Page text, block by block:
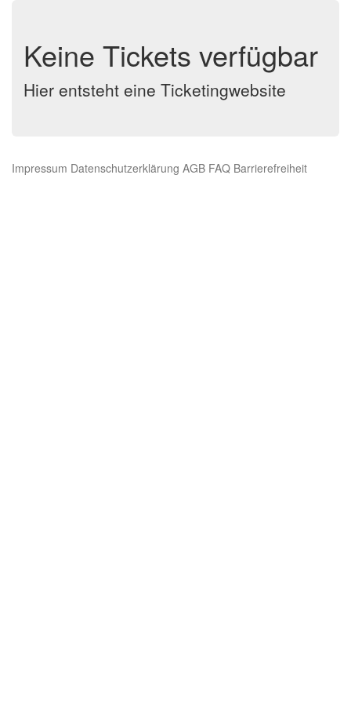
Keine Tickets verfügbar
Hier entsteht eine Ticketingwebsite
Impressum Datenschutzerklärung AGB FAQ Barrierefreiheit